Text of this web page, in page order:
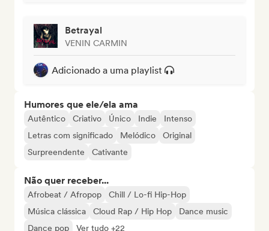
Betrayal
VENIN CARMIN
Adicionado a uma playlist
Humores que ele/ela ama
Autêntico Criativo Único Indie
Intenso
Letras com significado
Melódico
Original
Surpreendente
Cativante
Não quer receber...
Afrobeat / Afropop
Chill / Lo-fi Hip-Hop
Música clássica
Cloud Rap / Hip Hop
Dance music
Dance pop
Ver tudo +22